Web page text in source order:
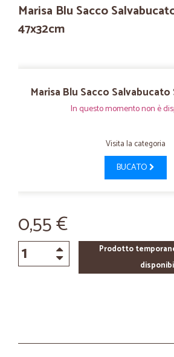
Marisa Blu Sacco
47x32cm
Marisa Blu Sacco Salvabucato
In questo momento non è
Visita la categoria
BUCATO
0,55 €
Prodotto